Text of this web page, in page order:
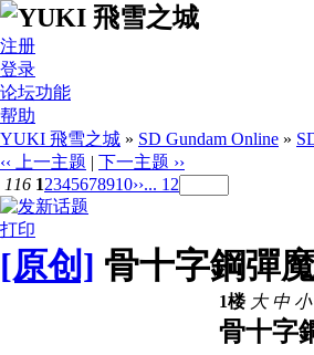
注册
登录
论坛功能
帮助
YUKI 飛雪之城 » SD Gundam Online »
‹‹ 上一主题 | 下一主题 ››
116 12345678910››... 12
打印
[原创] 骨十字鋼彈
1楼 大 中 小
骨十字